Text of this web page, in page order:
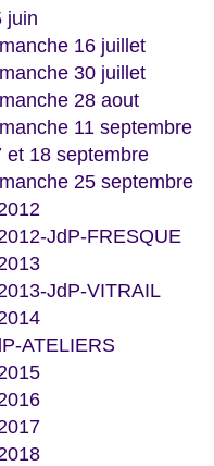
juin
16 juillet
30 juillet
28 aout
11 septembre
et 18 septembre
25 septembre
JdP-FRESQUE
JdP-VITRAIL
ATELIERS